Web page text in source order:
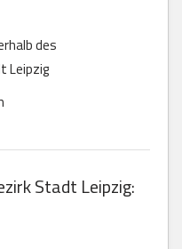
des
Leipzig
Stadt Leipzig: